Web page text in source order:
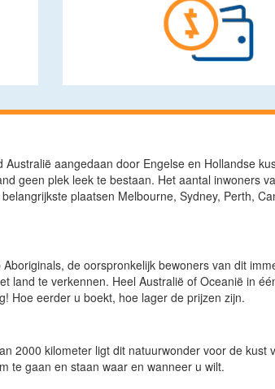
aangedaan door Engelse en Hollandse
geen plek leek te bestaan. Het aantal inwoners
plaatsen Melbourne, Sydney, Perth,
de oorspronkelijk bewoners van dit
land te verkennen. Heel Australië of Oceanië in
Hoe eerder u boekt, hoe lager de prijzen zijn.
2000 kilometer ligt dit natuurwonder voor de kust
te gaan en staan waar en wanneer u wilt.